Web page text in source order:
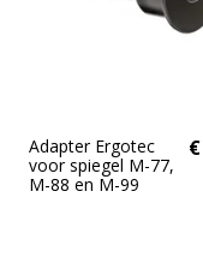
Adapter Ergotec
voor spiegel M-77,
M-88 en M-99